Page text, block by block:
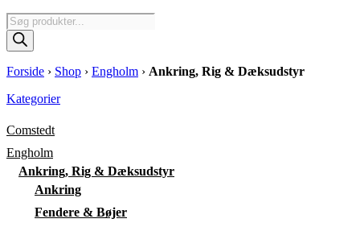
Products
search
Forside › Shop › Engholm › Ankring, Rig & Dæksudstyr
Kategorier
Comstedt
Engholm
Ankring, Rig & Dæksudstyr
Ankring
Fendere & Bøjer